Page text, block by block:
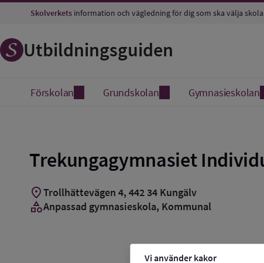
Vi använder kakor
Skolverkets information och vägledning för dig som ska välja
Utbildningsguiden
Förskolan Grundskolan Gymnasieskolan
Trekungagymnasiet
location_onTrollhättevägen 4, 442 34 Kungälv
categoryAnpassad gymnasieskola, Kommunal